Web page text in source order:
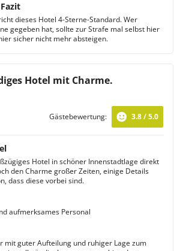
dieses Hotel 4-Sterne-Standard. Wer
gegeben hat, sollte zur Strafe mal selbst hier
sicher nicht mehr absteigen.
Hotel mit Charme.
Gästebewertung: 3.8 / 5.0
Hotel in schöner Innenstadtlage direkt
den Charme großer Zeiten, einige Details
dass diese vorbei sind.
aufmerksames Personal
mit guter Aufteilung und ruhiger Lage zum